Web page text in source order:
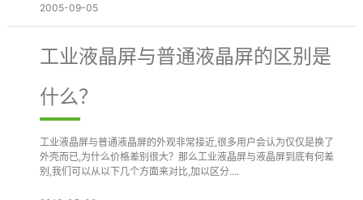
2005-09-05
工业液晶屏与普通液晶屏的区别是
什么？
工业液晶屏与普通液晶屏的外观非常接近,很多用户会认为仅仅是换了
外壳而已,为什么价格差别很大？那么工业液晶屏与液晶屏到底有何差
别,我们可以从以下几个方面来对比,加以区分....